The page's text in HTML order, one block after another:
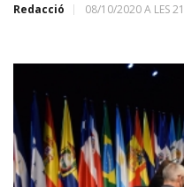
Redacció 08/10/2020 A LES